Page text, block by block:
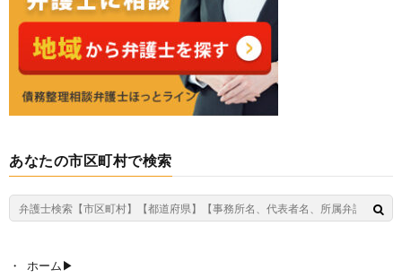
あなたの市区町村で検索
ホーム▶︎